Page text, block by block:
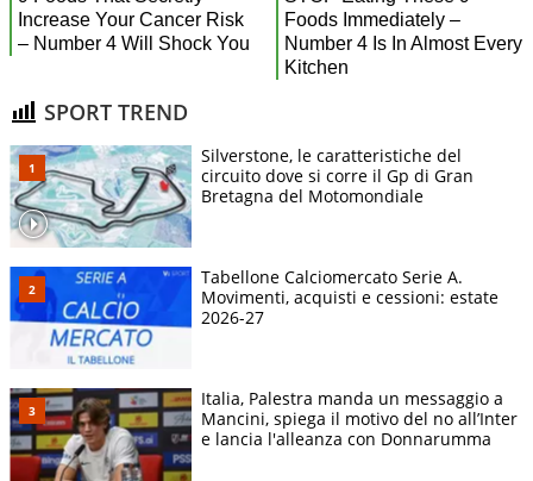
SPORT TREND
Silverstone, le caratteristiche del
circuito dove si corre il Gp di Gran
Bretagna del Motomondiale
Tabellone Calciomercato Serie A.
Movimenti, acquisti e cessioni: estate
2026-27
Italia, Palestra manda un messaggio a
Mancini, spiega il motivo del no all’Inter
e lancia l'alleanza con Donnarumma